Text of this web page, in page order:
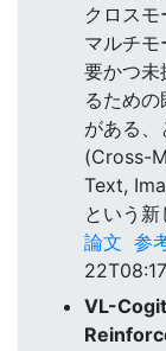
クロスモ
マルチ
要かつ未
るため
がある
(Cross-
Text,
という新
論文 参
VL-